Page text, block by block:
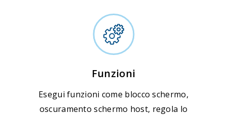
Funzioni
Esegui funzioni come blocco schermo,
oscuramento schermo host, regola lo